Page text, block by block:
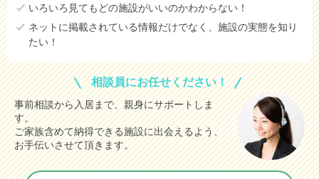
横浜市鶴見区
横浜市神奈川区 データなし
横浜市西区 データなし
横浜市中区 データなし
横浜市南区 データなし
横浜市保土ケ谷区 データなし
いろいろ見てもどの施設がいいのかわからない！
ネットに掲載されている情報だけでなく、施設の実態を知り
たい！
相談員にお任せください！
事前相談から入居まで、親身にサポートしま
す。
ご家族含めて納得できる施設に出会えるよう、
お手伝いさせて頂きます。